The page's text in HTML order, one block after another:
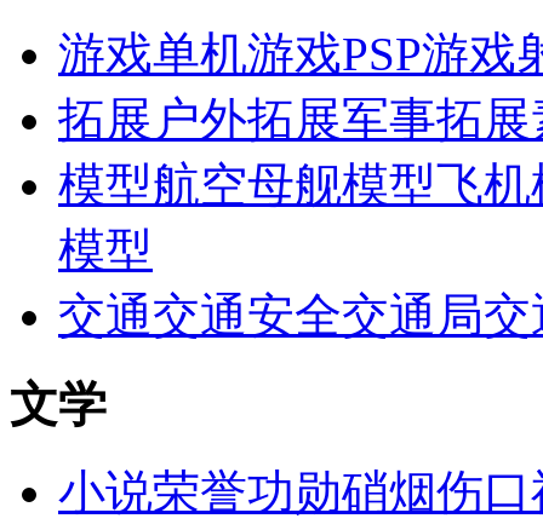
游戏单机游戏PSP游戏
拓展 户外拓展军事拓展
模型航空母舰模型飞机
模型
交通交通安全交通局交
文学
小说荣誉功勋硝烟伤口